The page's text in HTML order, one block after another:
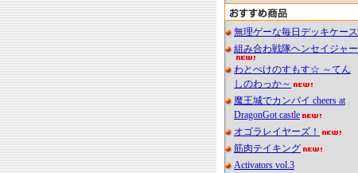
無理ゲーな毎日デッキケース
組み合わ戦隊ヘンセイジャー
わとぺけのすもす☆ ～てん
しのわっか～
魔王城でカンパイ cheers at
DragonGot castle
オゴラレイヤーズ！
筋肉テイキング
Activators vol.3